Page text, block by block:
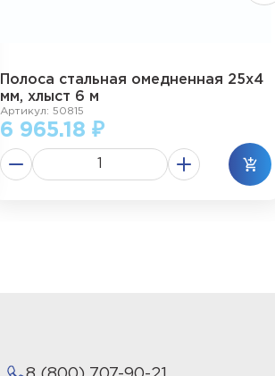
Полоса стальная омедненная 25х4
мм, хлыст 6 м
Артикул: 50815
6 965.18 ₽